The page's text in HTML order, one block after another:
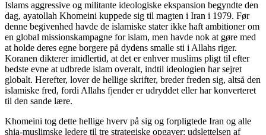
Islams aggressive og militante ideologiske ekspansion begyndte den
dag, ayatollah Khomeini kuppede sig til magten i Iran i 1979. Før
denne begivenhed havde de islamiske stater ikke haft ambitioner om
en global missionskampagne for islam, men havde nok at gøre med
at holde deres egne borgere på dydens smalle sti i Allahs riger.
Koranen dikterer imidlertid, at det er enhver muslims pligt til efter
bedste evne at udbrede islam overalt, indtil ideologien har sejret
globalt. Herefter, lover de hellige skrifter, breder freden sig, altså den
islamiske fred, fordi Allahs fjender er udryddet eller har konverteret
til den sande lære.
Khomeini tog dette hellige hverv på sig og forpligtede Iran og alle
shia-muslimske ledere til tre strategiske opgaver: udslettelsen af